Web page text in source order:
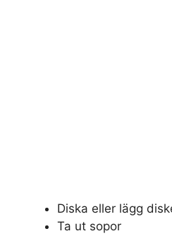
Diska eller lägg
Ta ut sopor